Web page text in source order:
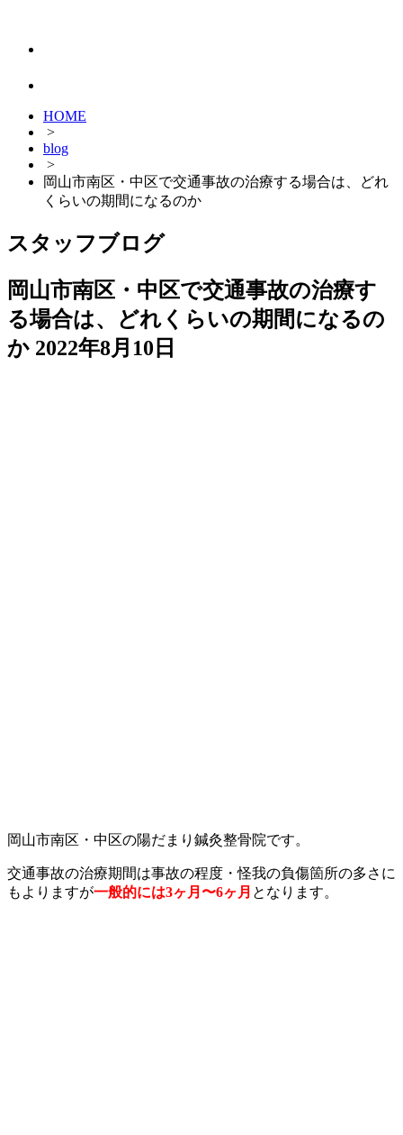
HOME
>
blog
>
岡山市南区・中区で交通事故の治療する場合は、どれ
くらいの期間になるのか
スタッフブログ
岡山市南区・中区で交通事故の治療す
る場合は、どれくらいの期間になるの
か 2022年8月10日
岡山市南区・中区の陽だまり鍼灸整骨院です。
交通事故の治療期間は事故の程度・怪我の負傷箇所の多さに
もよりますが一般的には3ヶ月〜6ヶ月 となります。